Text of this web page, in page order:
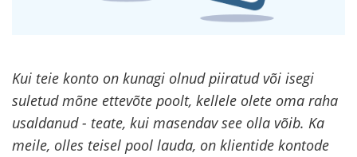
Kui teie konto on kunagi olnud piiratud või isegi
suletud mõne ettevõte poolt, kellele olete oma raha
usaldanud - teate, kui masendav see olla võib. Ka
meile, olles teisel pool lauda, on klientide kontode